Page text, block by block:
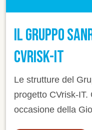
IL GRUPPO
CVRISK-IT
Le strutture del
progetto CVrisk-
occasione della